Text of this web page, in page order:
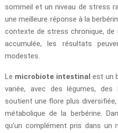
sommeil et un niveau de stress
une meilleure réponse à la
contexte de stress chronique,
accumulée, les résultats
modestes.
Le microbiote intestinal est un
variée, avec des légumes, des
soutient une flore plus
métabolique de la berbérine.
qu’un complément pris dans un